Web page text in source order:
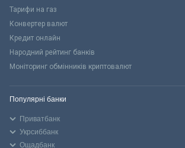
Тарифи на газ
Конвертер валют
Кредит онлайн
Народний рейтинг банків
Моніторинг обмінників криптовалют
Популярні банки
Приватбанк
Укрсиббанк
Ощадбанк